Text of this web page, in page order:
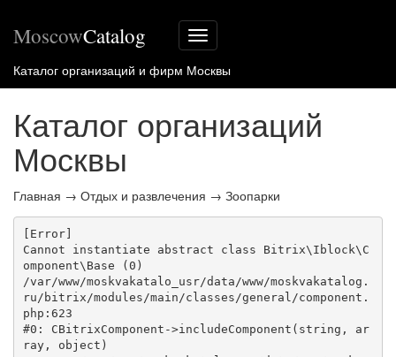
Меню
сайта
MoscowCatalog
Каталог организаций и фирм Москвы
Каталог организаций
Москвы
Главная → Отдых и развлечения → Зоопарки
[Error]
Cannot instantiate abstract class Bitrix\Iblock\C
omponent\Base (0)
/var/www/moskvakatalo_usr/data/www/moskvakatalog.
ru/bitrix/modules/main/classes/general/component.
php:623
#0: CBitrixComponent->includeComponent(string, ar
ray, object)